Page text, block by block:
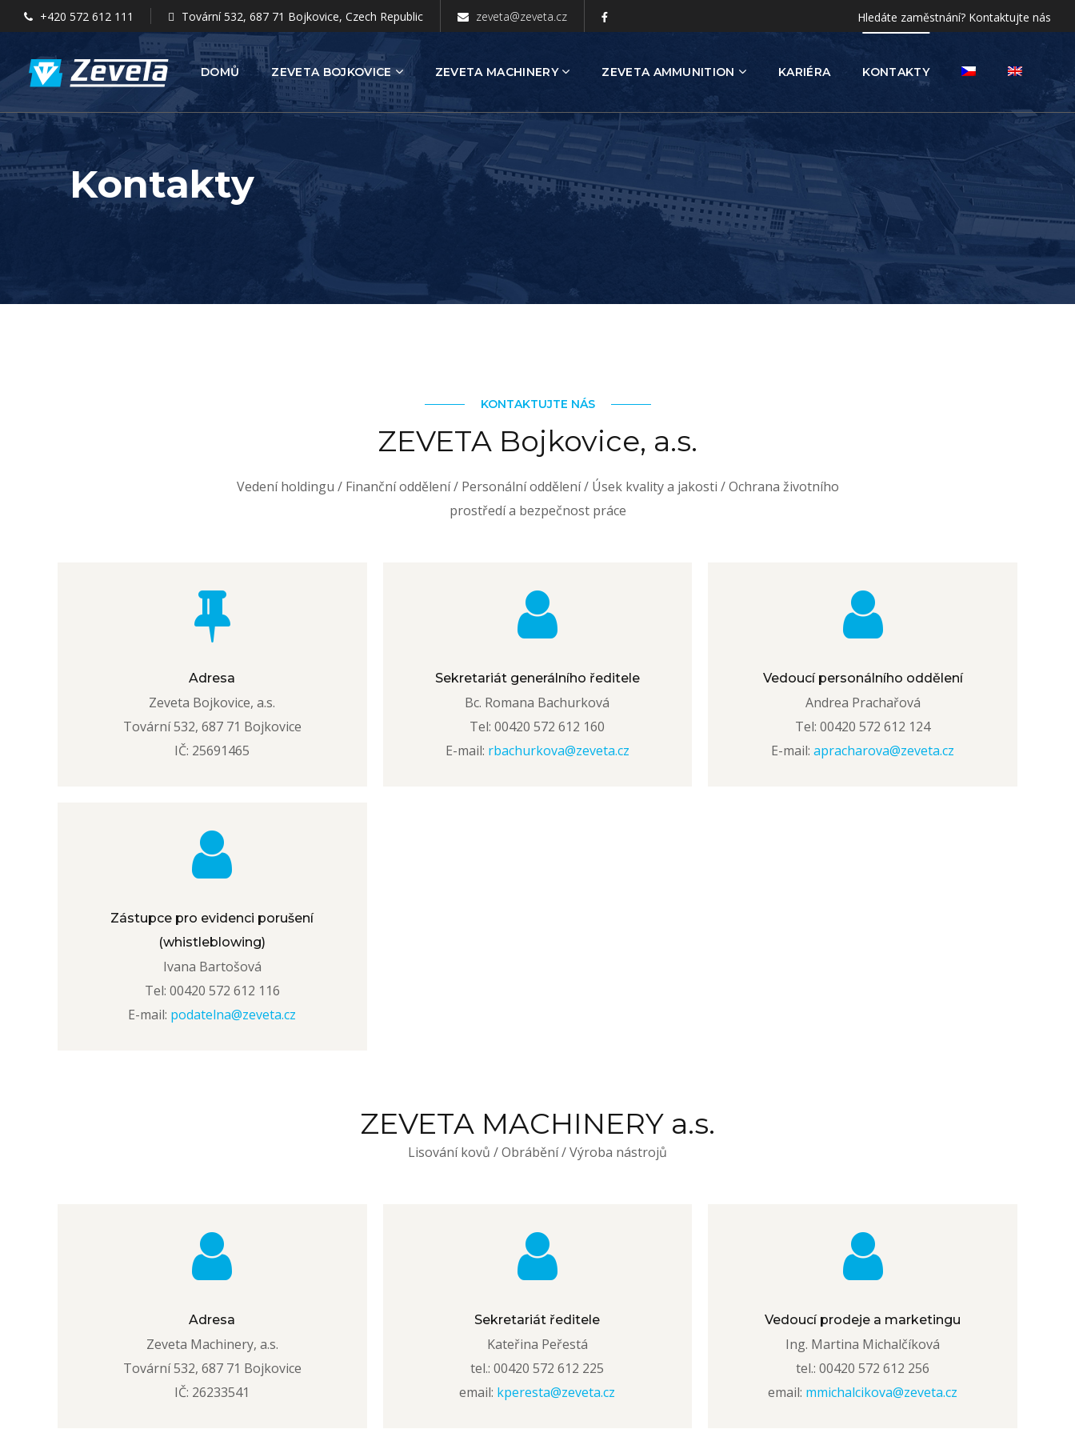
+420 572 612 111 Tovární 532, 687 71 Bojkovice, Czech Republic zeveta@zeveta.cz Hledáte zaměstnání? Kontaktujte nás
DOMŮ ZEVETA BOJKOVICE ZEVETA MACHINERY ZEVETA AMMUNITION KARIÉRA KONTAKTY
Kontakty
KONTAKTUJTE NÁS
ZEVETA Bojkovice, a.s.
Vedení holdingu / Finanční oddělení / Personální oddělení / Úsek kvality a jakosti / Ochrana životního
prostředí a bezpečnost práce
Adresa
Zeveta Bojkovice, a.s.
Tovární 532, 687 71 Bojkovice
IČ: 25691465
Sekretariát generálního ředitele
Bc. Romana Bachurková
Tel: 00420 572 612 160
E-mail: rbachurkova@zeveta.cz
Vedoucí personálního oddělení
Andrea Prachařová
Tel: 00420 572 612 124
E-mail:apracharova@zeveta.cz
Zástupce pro evidenci porušení
(whistleblowing)
Ivana Bartošová
Tel: 00420 572 612 116
E-mail: podatelna@zeveta.cz
ZEVETA MACHINERY a.s.
Lisování kovů / Obrábění / Výroba nástrojů
Adresa
Zeveta Machinery, a.s.
Tovární 532, 687 71 Bojkovice
IČ: 26233541
Sekretariát ředitele
Kateřina Peřestá
tel.: 00420 572 612 225
email: kperesta@zeveta.cz
Vedoucí prodeje a marketingu
Ing. Martina Michalčíková
tel.: 00420 572 612 256
email: mmichalcikova@zeveta.cz